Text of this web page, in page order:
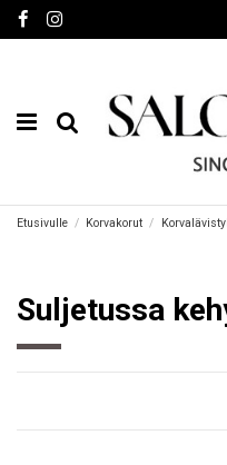
Etusivulle Korvakorut
Suljetussa